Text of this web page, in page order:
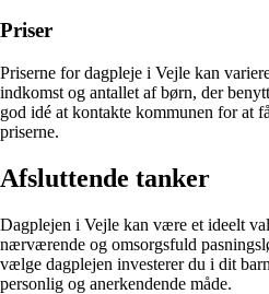
Priser
Priserne for dagpleje i Vejle kan
indkomst og antallet af børn, der
god idé at kontakte kommunen for at
priserne.
Afsluttende tanker
Dagplejen i Vejle kan være et ideelt
nærværende og omsorgsfuld
vælge dagplejen investerer du i dit
personlig og anerkendende måde.